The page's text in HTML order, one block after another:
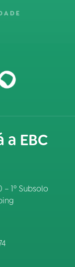
EBC
1º Subsolo